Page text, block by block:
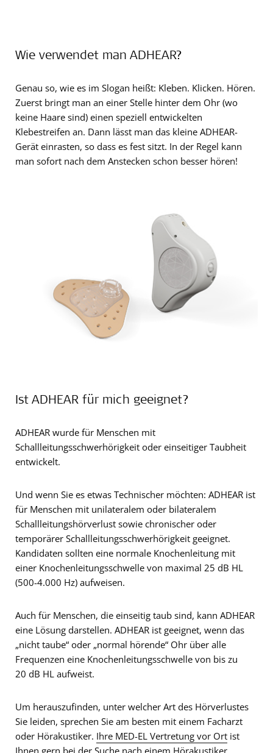
Wie verwendet man ADHEAR?
Genau so, wie es im Slogan heißt: Kleben. Klicken. Hören.
Zuerst bringt man an einer Stelle hinter dem Ohr (wo
keine Haare sind) einen speziell entwickelten
Klebestreifen an. Dann lässt man das kleine ADHEAR-
Gerät einrasten, so dass es fest sitzt. In der Regel kann
man sofort nach dem Anstecken schon besser hören!
Ist ADHEAR für mich geeignet?
ADHEAR wurde für Menschen mit
Schallleitungsschwerhörigkeit oder einseitiger Taubheit
entwickelt.
Und wenn Sie es etwas Technischer möchten: ADHEAR ist
für Menschen mit unilateralem oder bilateralem
Schallleitungshörverlust sowie chronischer oder
temporärer Schallleitungsschwerhörigkeit geeignet.
Kandidaten sollten eine normale Knochenleitung mit
einer Knochenleitungsschwelle von maximal 25 dB HL
(500-4.000 Hz) aufweisen.
Auch für Menschen, die einseitig taub sind, kann ADHEAR
eine Lösung darstellen. ADHEAR ist geeignet, wenn das
„nicht taube“ oder „normal hörende“ Ohr über alle
Frequenzen eine Knochenleitungsschwelle von bis zu
20 dB HL aufweist.
Um herauszufinden, unter welcher Art des Hörverlustes
Sie leiden, sprechen Sie am besten mit einem Facharzt
oder Hörakustiker. Ihre MED-EL Vertretung vor Ort ist
Ihnen gern bei der Suche nach einem Hörakustiker